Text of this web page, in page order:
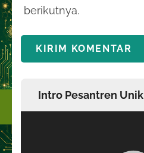
berikutnya.
Intro Pesantren Unik